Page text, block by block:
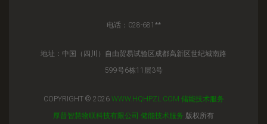
电话：028-681**
地址：中国（四川）自由贸易试验区成都高新区世纪城南路
599号6栋11层3号
COPYRIGHT © 2026 WWW.HQHPZL.COM 储能技术服务
厚普智慧物联科技有限公司 储能技术服务 版权所有